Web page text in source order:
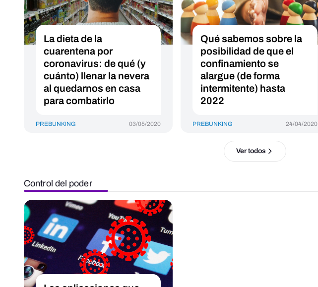
La dieta de la
cuarentena por
coronavirus: de qué (y
cuánto) llenar la nevera
al quedarnos en casa
para combatirlo
PREBUNKING 03/05/2020
Qué sabemos sobre la
posibilidad de que el
confinamiento se
alargue (de forma
intermitente) hasta
2022
PREBUNKING 24/04/2020
Ver todos
Control del poder